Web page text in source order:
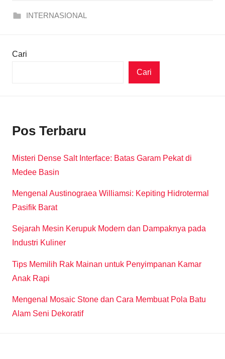
INTERNASIONAL
Cari
Cari
Pos Terbaru
Misteri Dense Salt Interface: Batas Garam Pekat di
Medee Basin
Mengenal Austinograea Williamsi: Kepiting Hidrotermal
Pasifik Barat
Sejarah Mesin Kerupuk Modern dan Dampaknya pada
Industri Kuliner
Tips Memilih Rak Mainan untuk Penyimpanan Kamar
Anak Rapi
Mengenal Mosaic Stone dan Cara Membuat Pola Batu
Alam Seni Dekoratif